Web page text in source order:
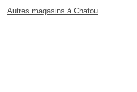
Autres magasins à Chatou